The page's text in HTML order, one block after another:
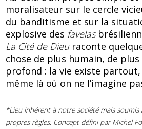
moralisateur sur le cercle
du banditisme et sur la
explosive des favelas
La Cité de Dieuraconte
chose de plus humain, de plus
profond : la vie existe partout,
même là où on ne l’imagine
*Lieu inhérent à notre société mais soumis
propres règles. Concept défini par Michel